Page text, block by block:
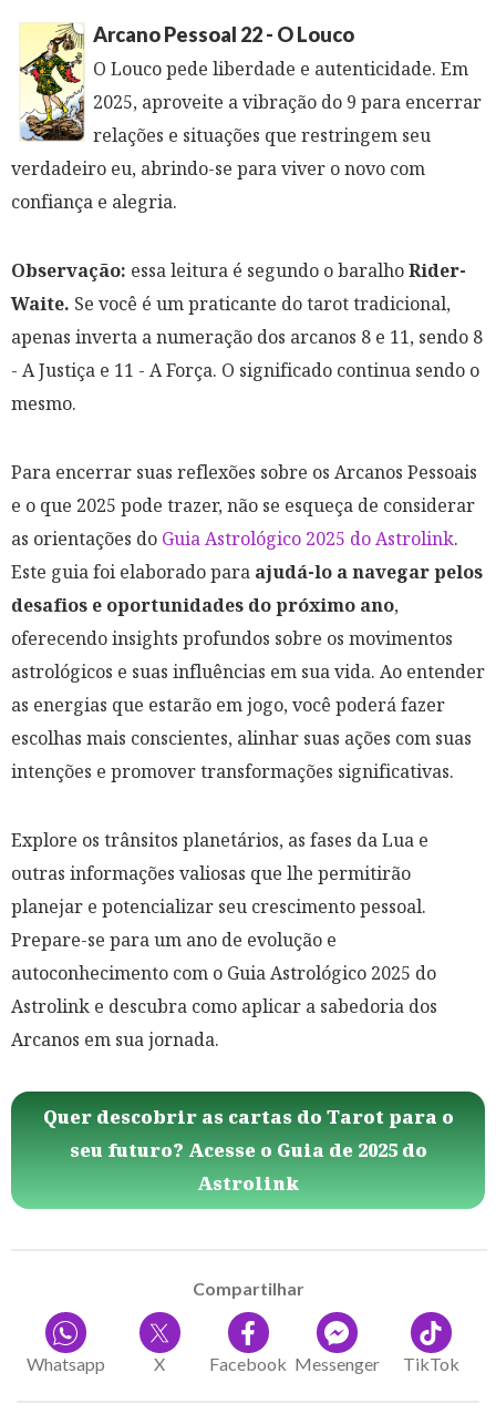
Arcano Pessoal 22 - O Louco
O Louco pede liberdade e autenticidade. Em
2025, aproveite a vibração do 9 para encerrar
relações e situações que restringem seu
verdadeiro eu, abrindo-se para viver o novo com
confiança e alegria.
Observação: essa leitura é segundo o baralhoRider-
Waite. Se você é um praticante do tarot tradicional,
apenas inverta a numeração dos arcanos 8 e 11, sendo 8
- A Justiça e 11 - A Força. O significado continua sendo o
mesmo.
Para encerrar suas reflexões sobre os Arcanos Pessoais
e o que 2025 pode trazer, não se esqueça de considerar
as orientações do Guia Astrológico 2025 do Astrolink.
Este guia foi elaborado para ajudá-lo a navegar pelos
desafios e oportunidades do próximo ano,
oferecendo insights profundos sobre os movimentos
astrológicos e suas influências em sua vida. Ao entender
as energias que estarão em jogo, você poderá fazer
escolhas mais conscientes, alinhar suas ações com suas
intenções e promover transformações significativas.
Explore os trânsitos planetários, as fases da Lua e
outras informações valiosas que lhe permitirão
planejar e potencializar seu crescimento pessoal.
Prepare-se para um ano de evolução e
autoconhecimento com o Guia Astrológico 2025 do
Astrolink e descubra como aplicar a sabedoria dos
Arcanos em sua jornada.
Quer descobrir as cartas do Tarot para o
seu futuro? Acesse o Guia de 2025 do
Astrolink
Compartilhar
Whatsapp X Facebook Messenger TikTok